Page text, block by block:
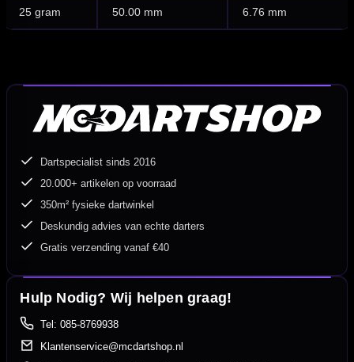
25 gram 50.00 mm 6.76 mm
Dartspecialist sinds 2016
20.000+ artikelen op voorraad
350m² fysieke dartwinkel
Deskundig advies van echte darters
Gratis verzending vanaf €40
Hulp Nodig? Wij helpen graag!
Tel: 085-8769938
Klantenservice@mcdartshop.nl